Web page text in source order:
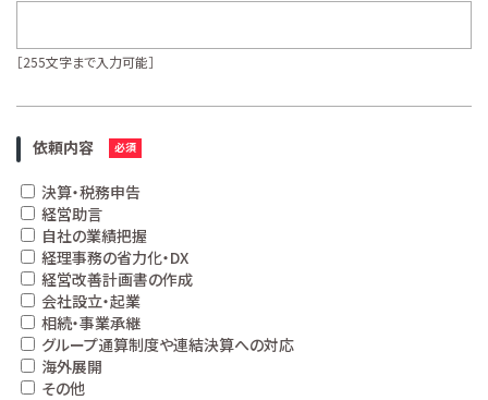
［255文字まで入力可能］
依頼内容
決算・税務申告
経営助言
自社の業績把握
経理事務の省力化・DX
経営改善計画書の作成
会社設立・起業
相続・事業承継
グループ通算制度や連結決算への対応
海外展開
その他